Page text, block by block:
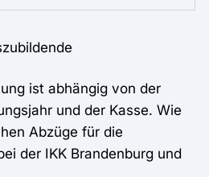
ist abhängig von der
und der Kasse. Wie
Abzüge für die
der IKK Brandenburg und